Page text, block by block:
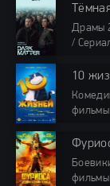
онлайн
40 мин
Драмы
/
все
10
/
фильмы
88 мин.
фильмы